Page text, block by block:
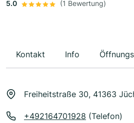
5.0 (1 Bewertung)
Kontakt Info
Freiheitstraße 30, 41363
+492164701928 (Telefon)